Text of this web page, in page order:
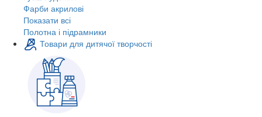
Фарби акрилові
Показати всі
Полотна і підрамники
Товари для дитячої творчості